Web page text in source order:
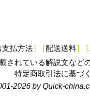
支払方法] [配送送料] [
されている解説文など
特定商取引法に基づ
2026 by Quick-